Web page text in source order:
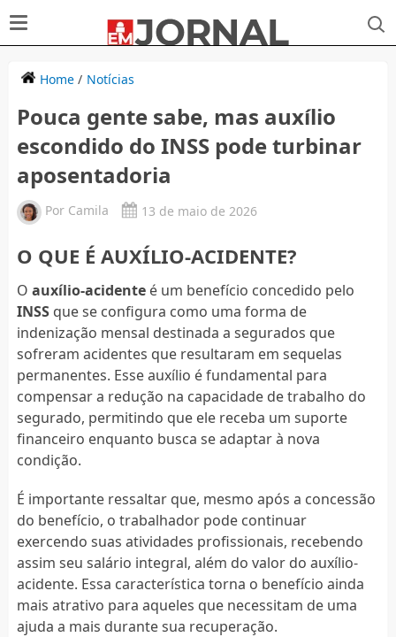
Home/ Notícias
Pouca gente sabe, mas auxílio
escondido do INSS pode turbinar
aposentadoria
Por Camila 13 de maio de 2026
O QUE É AUXÍLIO-ACIDENTE?
O auxílio-acidenteé um benefício concedido pelo
INSSque se configura como uma forma de
indenização mensal destinada a segurados que
sofreram acidentes que resultaram em sequelas
permanentes. Esse auxílio é fundamental para
compensar a redução na capacidade de trabalho do
segurado, permitindo que ele receba um suporte
financeiro enquanto busca se adaptar à nova
condição.
É importante ressaltar que, mesmo após a concessão
do benefício, o trabalhador pode continuar
exercendo suas atividades profissionais, recebendo
assim seu salário integral, além do valor do auxílio-
acidente. Essa característica torna o benefício ainda
mais atrativo para aqueles que necessitam de uma
ajuda a mais durante sua recuperação.